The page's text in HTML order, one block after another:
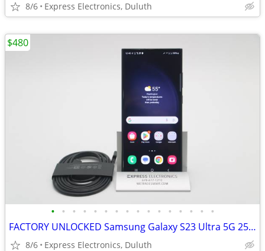
8/6 Express Electronics, Duluth
• • • • • • • • • • • • • • • •
FACTORY UNLOCKED Samsung Galaxy S23 Ultra 5G 256GB Graphite *EXCELLENT
8/6 Express Electronics, Duluth
$480